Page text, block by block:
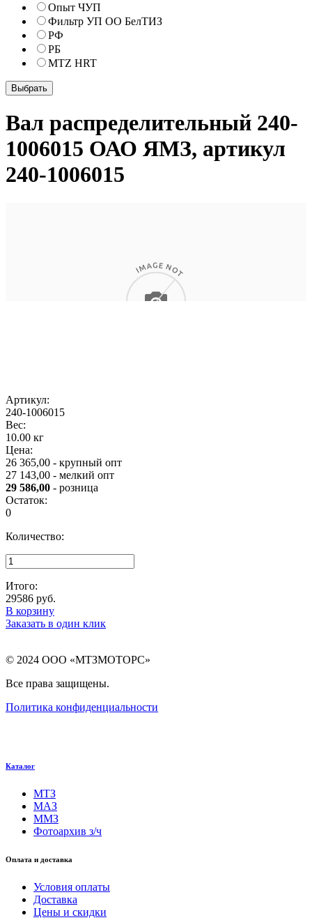
Опыт ЧУП
Фильтр УП ОО БелТИЗ
РФ
РБ
MTZ HRT
Вал распределительный 240-
1006015 ОАО ЯМЗ, артикул
240-1006015
Артикул:
240-1006015
Вес:
10.00 кг
Цена:
26 365,00 - крупный опт
27 143,00 - мелкий опт
29 586,00 - розница
Остаток:
0
Количество:
Итого:
29586 руб.
В корзину
Заказать в один клик
© 2024 ООО «МТЗМОТОРС»
Все права защищены.
Политика конфиденциальности
Каталог
МТЗ
МАЗ
ММЗ
Фотоархив з/ч
Оплата и доставка
Условия оплаты
Доставка
Цены и скидки